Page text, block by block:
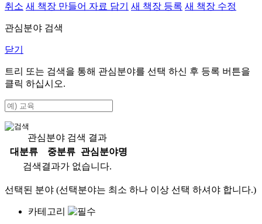
취소 새 책장 만들어 자료 담기 새 책장 등록 새 책장 수정
관심분야 검색
닫기
트리 또는 검색을 통해 관심분야를 선택 하신 후 등록 버튼을
클릭 하십시오.
관심분야 검색 결과
대분류
중분류
관심분야명
검색결과가 없습니다.
선택된 분야 (선택분야는 최소 하나 이상 선택 하셔야 합니다.)
카테고리